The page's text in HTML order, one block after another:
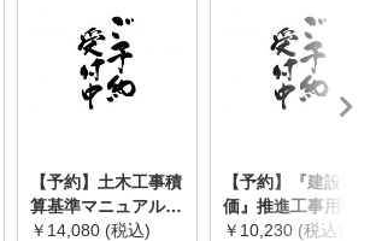
【予約】土木工事積
算基準マニュアル
令和8年度版
￥14,080 (税込)
【予約】『建設物
価』推進工事用機械
器具等基礎価格表
￥10,230 (税込)